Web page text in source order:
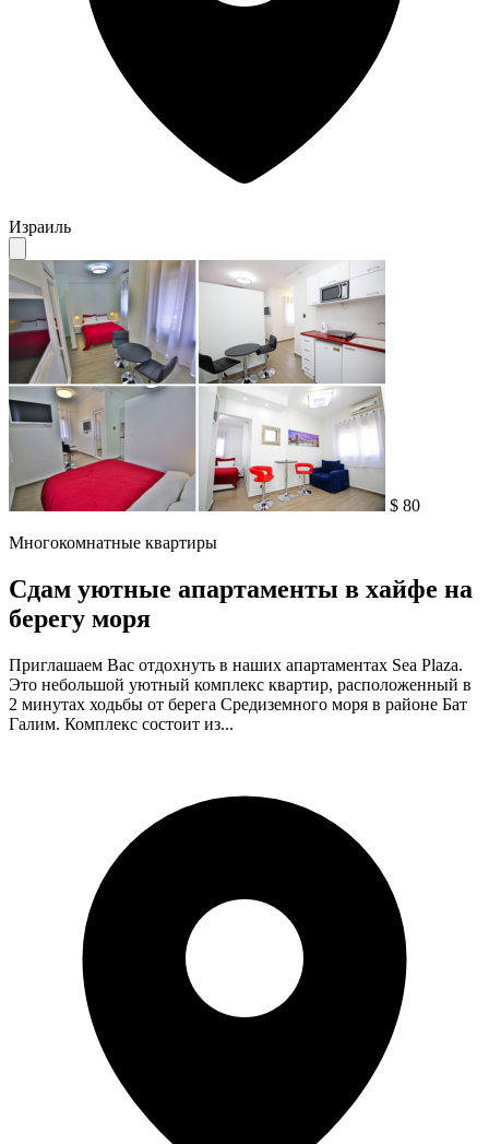
Израиль
$ 80
Многокомнатные квартиры
Сдам уютные апартаменты в хайфе на
берегу моря
Приглашаем Вас отдохнуть в наших апартаментах Sea Plaza.
Это небольшой уютный комплекс квартир, расположенный в
2 минутах ходьбы от берега Средиземного моря в районе Бат
Галим. Комплекс состоит из...